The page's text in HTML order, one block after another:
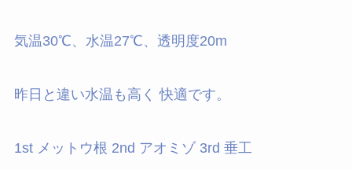
気温30℃、水温27℃、透明度20m
昨日と違い水温も高く 快適です。
1st メットウ根 2nd アオミゾ 3rd 垂工